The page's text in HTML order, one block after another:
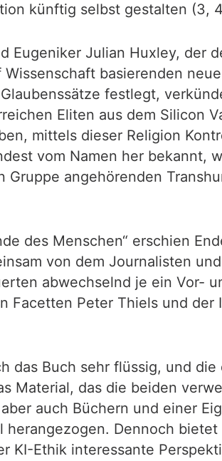
künftig selbst gestalten (3,
Julian Huxley, der
basierenden
festlegt,
Eliten aus dem Silicon
mittels dieser Religion
vom Namen her bekannt,
angehörenden
des Menschen“ erschien
von dem Journalisten
abwechselnd je ein Vor-
Peter Thiels und der
das Buch sehr flüssig, und
Material, das die beiden
auch Büchern und einer
Dennoch
KI-Ethik interessante